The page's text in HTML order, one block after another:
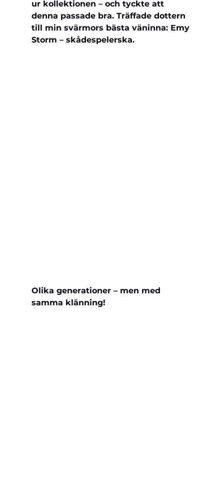
ur kollektionen – och tyckte att
denna passade bra. Träffade dottern
till min svärmors bästa väninna: Emy
Storm – skådespelerska.
Olika generationer – men med
samma klänning!